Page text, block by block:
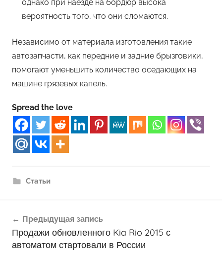
однако при наезде на бордюр высока
вероятность того, что они сломаются.
Независимо от материала изготовления такие
автозапчасти, как передние и задние брызговики,
помогают уменьшить количество оседающих на
машине грязевых капель.
Spread the love
Статьи
по
записям
Предыдущая запись
Продажи обновленного Kia Rio 2015 с
автоматом стартовали в России